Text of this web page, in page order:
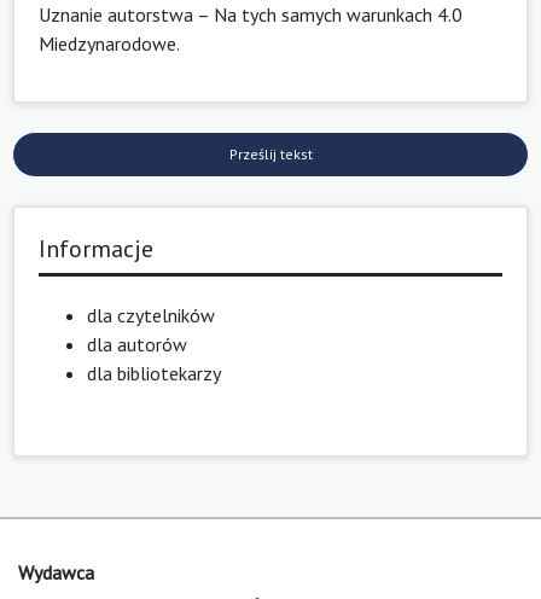
Uznanie autorstwa – Na tych samych warunkach 4.0
Miedzynarodowe.
Prześlij tekst
Informacje
dla czytelników
dla autorów
dla bibliotekarzy
Wydawca